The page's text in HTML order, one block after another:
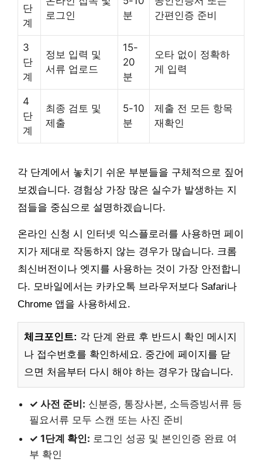
단
계
로그인
분
간편인증 준비
3
단
계
정보 입력 및
서류 업로드
15-
20
분
오타 없이 정확하
게 입력
4
단
계
최종 검토 및
제출
5-10
분
제출 전 모든 항목
재확인
각 단계에서 놓치기 쉬운 부분들을 구체적으로 짚어
보겠습니다. 경험상 가장 많은 실수가 발생하는 지
점들을 중심으로 설명하겠습니다.
온라인 신청 시 인터넷 익스플로러를 사용하면 페이
지가 제대로 작동하지 않는 경우가 많습니다. 크롬
최신버전이나 엣지를 사용하는 것이 가장 안전합니
다. 모바일에서는 카카오톡 브라우저보다 Safari나
Chrome 앱을 사용하세요.
체크포인트: 각 단계 완료 후 반드시 확인 메시지
나 접수번호를 확인하세요. 중간에 페이지를 닫
으면 처음부터 다시 해야 하는 경우가 많습니다.
✓ 사전 준비: 신분증, 통장사본, 소득증빙서류 등
필요서류 모두 스캔 또는 사진 준비
✓ 1단계 확인: 로그인 성공 및 본인인증 완료 여
부 확인